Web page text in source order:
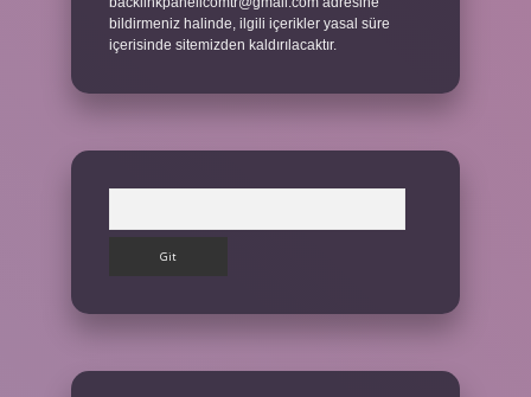
bildirmeniz halinde, ilgili içerikler yasal süre
içerisinde sitemizden kaldırılacaktır.